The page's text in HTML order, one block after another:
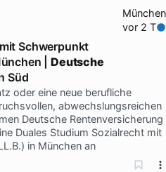
München
vor 2 T
Schwerpunkt
|Deutsche
Süd
oder eine neue berufliche
abwechslungsreichen
Deutsche Rentenversicherung
Duales Studium Sozialrecht mit
in München an